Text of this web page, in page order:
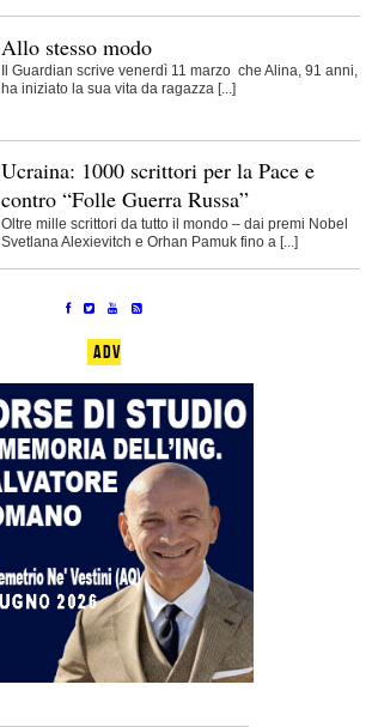
Allo stesso modo
Il Guardian scrive venerdì 11 marzo che Alina, 91 anni,
ha iniziato la sua vita da ragazza [...]
Ucraina: 1000 scrittori per la Pace e
contro “Folle Guerra Russa”
Oltre mille scrittori da tutto il mondo – dai premi Nobel
Svetlana Alexievitch e Orhan Pamuk fino a [...]
ADV